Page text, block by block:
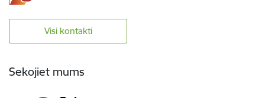
Visi kontakti
Sekojiet mums